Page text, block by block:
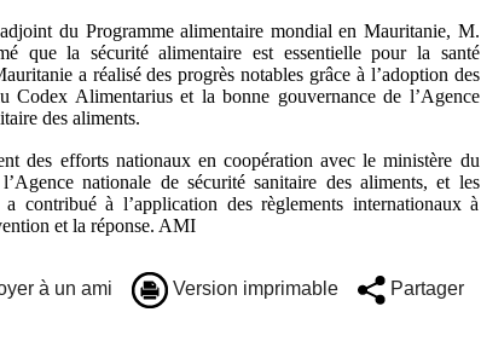
du Programme alimentaire mondial en Mauritanie, M.
que la sécurité alimentaire est essentielle pour la santé
a réalisé des progrès notables grâce à l’adoption des
Codex Alimentarius et la bonne gouvernance de l’Agence
des aliments.
des efforts nationaux en coopération avec le ministère du
nationale de sécurité sanitaire des aliments, et les
contribué à l’application des règlements internationaux à
et la réponse. AMI
à un ami Version imprimable Partager